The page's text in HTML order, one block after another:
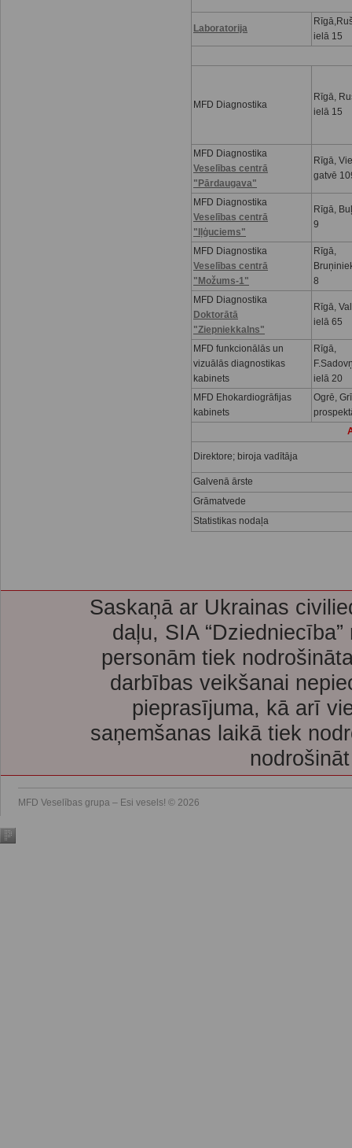
Laboratorija
ielā 15
MFD Diagnostika
Rīgā,
ielā 15
MFD Diagnostika
Veselības centrā
"Pārdaugava"
Rīgā,
gatvē
MFD Diagnostika
Veselības centrā
"Iļģuciems"
Rīgā,
9
MFD Diagnostika
Veselības centrā
"Možums-1"
Rīgā,
8
MFD Diagnostika
Doktorātā
"Ziepniekkalns"
Rīgā,
ielā 65
MFD funkcionālās un
vizuālās diagnostikas
kabinets
Rīgā,
ielā 20
MFD Ehokardiogrāfijas
kabinets
Ogrē,
Direktore; biroja vadītāja
Galvenā ārste
Grāmatvede
Statistikas nodaļa
Saskaņā ar Ukrainas
daļu, SIA
personām tiek
darbības veikšanai
pieprasījuma, kā arī
saņemšanas laikā tiek
MFD Veselības grupa – Esi vesels! © 2026